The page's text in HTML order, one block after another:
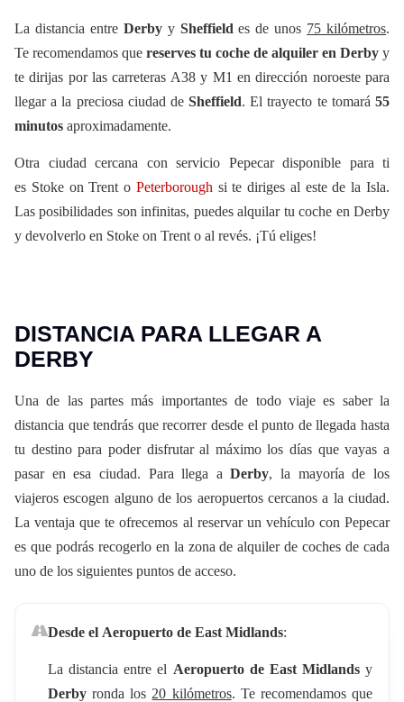
La distancia entre Derby y Sheffieldes de unos 75 kilómetros.
Te recomendamos que reserves tu coche de alquiler en Derby y
te dirijas por las carreteras A38 y M1 en dirección noroeste para
llegar a la preciosa ciudad deSheffield. El trayecto te tomará55
minutos aproximadamente.
Otra ciudad cercana con servicio Pepecar disponible para ti
es Stoke on Trent o Peterborough si te diriges al este de la Isla.
Las posibilidades son infinitas, puedes alquilar tu coche en Derby
y devolverlo en Stoke on Trent o al revés. ¡Tú eliges!
DISTANCIA PARA LLEGAR A
DERBY
Una de las partes más importantes de todo viaje es saber la
distancia que tendrás que recorrer desde el punto de llegada hasta
tu destino para poder disfrutar al máximo los días que vayas a
pasar en esa ciudad. Para llega aDerby, la mayoría de los
viajeros escogen alguno de los aeropuertos cercanos a la ciudad.
La ventaja que te ofrecemos al reservar un vehículo con Pepecar
es que podrás recogerlo en la zona de alquiler de coches de cada
uno de los siguientes puntos de acceso.
Desde el Aeropuerto de East Midlands:
La distancia entre el Aeropuerto de East Midlandsy
Derby ronda los 20 kilómetros. Te recomendamos que